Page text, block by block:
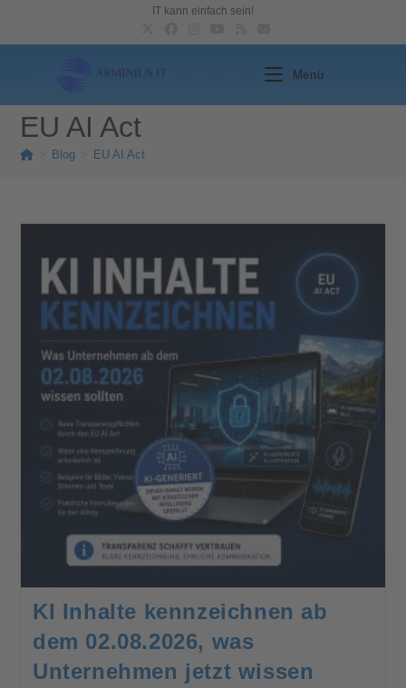
IT kann einfach sein!
Menü
EU AI Act
Blog EU AI Act
KI Inhalte kennzeichnen ab
dem 02.08.2026, was
Unternehmen jetzt wissen